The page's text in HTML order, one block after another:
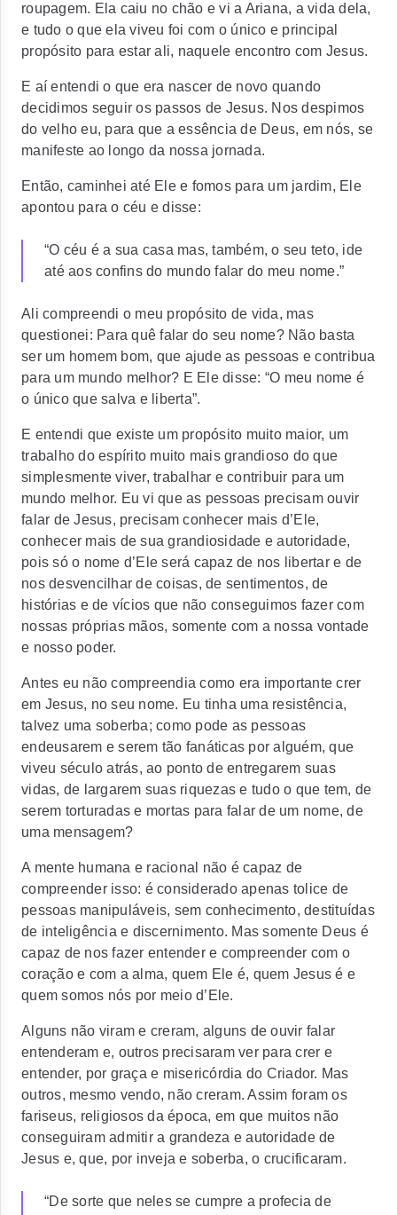
roupagem. Ela caiu no chão e vi a Ariana, a vida dela,
e tudo o que ela viveu foi com o único e principal
propósito para estar ali, naquele encontro com Jesus.
E aí entendi o que era nascer de novo quando
decidimos seguir os passos de Jesus. Nos despimos
do velho eu, para que a essência de Deus, em nós, se
manifeste ao longo da nossa jornada.
Então, caminhei até Ele e fomos para um jardim, Ele
apontou para o céu e disse:
“O céu é a sua casa mas, também, o seu teto, ide
até aos confins do mundo falar do meu nome.”
Ali compreendi o meu propósito de vida, mas
questionei: Para quê falar do seu nome? Não basta
ser um homem bom, que ajude as pessoas e contribua
para um mundo melhor? E Ele disse: “O meu nome é
o único que salva e liberta”.
E entendi que existe um propósito muito maior, um
trabalho do espírito muito mais grandioso do que
simplesmente viver, trabalhar e contribuir para um
mundo melhor. Eu vi que as pessoas precisam ouvir
falar de Jesus, precisam conhecer mais d’Ele,
conhecer mais de sua grandiosidade e autoridade,
pois só o nome d’Ele será capaz de nos libertar e de
nos desvencilhar de coisas, de sentimentos, de
histórias e de vícios que não conseguimos fazer com
nossas próprias mãos, somente com a nossa vontade
e nosso poder.
Antes eu não compreendia como era importante crer
em Jesus, no seu nome. Eu tinha uma resistência,
talvez uma soberba; como pode as pessoas
endeusarem e serem tão fanáticas por alguém, que
viveu século atrás, ao ponto de entregarem suas
vidas, de largarem suas riquezas e tudo o que tem, de
serem torturadas e mortas para falar de um nome, de
uma mensagem?
A mente humana e racional não é capaz de
compreender isso: é considerado apenas tolice de
pessoas manipuláveis, sem conhecimento, destituídas
de inteligência e discernimento. Mas somente Deus é
capaz de nos fazer entender e compreender com o
coração e com a alma, quem Ele é, quem Jesus é e
quem somos nós por meio d’Ele.
Alguns não viram e creram, alguns de ouvir falar
entenderam e, outros precisaram ver para crer e
entender, por graça e misericórdia do Criador. Mas
outros, mesmo vendo, não creram. Assim foram os
fariseus, religiosos da época, em que muitos não
conseguiram admitir a grandeza e autoridade de
Jesus e, que, por inveja e soberba, o crucificaram.
“De sorte que neles se cumpre a profecia de